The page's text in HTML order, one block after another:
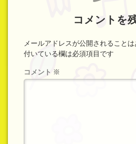
コメントを
メールアドレスが公開されることは
付いている欄は必須項目です
コメント ※